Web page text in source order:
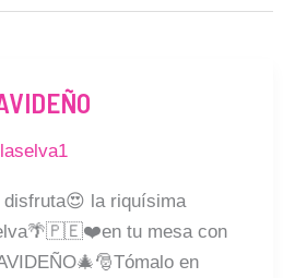
disfruta😍 la riquísima
tu mesa con
en